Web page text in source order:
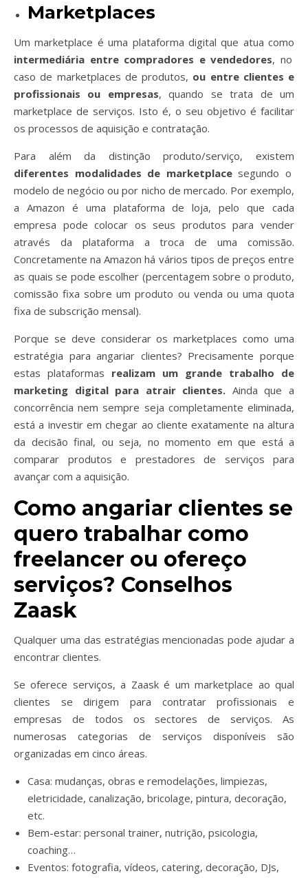
Marketplaces
Um marketplace é uma plataforma digital que atua como
intermediária entre compradores e vendedores, no
caso de marketplaces de produtos, ou entre clientes e
profissionais ou empresas, quando se trata de um
marketplace de serviços. Isto é, o seu objetivo é facilitar
os processos de aquisição e contratação.
Para além da distinção produto/serviço, existem
diferentes modalidades de marketplace segundo o
modelo de negócio ou por nicho de mercado. Por exemplo,
a Amazon é uma plataforma de loja, pelo que cada
empresa pode colocar os seus produtos para vender
através da plataforma a troca de uma comissão.
Concretamente na Amazon há vários tipos de preços entre
as quais se pode escolher (percentagem sobre o produto,
comissão fixa sobre um produto ou venda ou uma quota
fixa de subscrição mensal).
Porque se deve considerar os marketplaces como uma
estratégia para angariar clientes? Precisamente porque
estas plataformas realizam um grande trabalho de
marketing digital para atrair clientes. Ainda que a
concorrência nem sempre seja completamente eliminada,
está a investir em chegar ao cliente exatamente na altura
da decisão final, ou seja, no momento em que está a
comparar produtos e prestadores de serviços para
avançar com a aquisição.
Como angariar clientes se
quero trabalhar como
freelancer ou ofereço
serviços? Conselhos
Zaask
Qualquer uma das estratégias mencionadas pode ajudar a
encontrar clientes.
Se oferece serviços, a Zaask é um marketplace ao qual
clientes se dirigem para contratar profissionais e
empresas de todos os sectores de serviços. As
numerosas categorias de serviços disponíveis são
organizadas em cinco áreas.
Casa: mudanças, obras e remodelações, limpiezas,
eletricidade, canalização, bricolage, pintura, decoração,
etc.
Bem-estar: personal trainer, nutrição, psicologia,
coaching…
Eventos: fotografia, vídeos, catering, decoração, DJs,